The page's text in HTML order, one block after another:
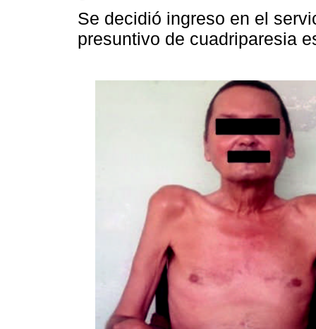
Se decidió ingreso en el
presuntivo de cuadriparesia